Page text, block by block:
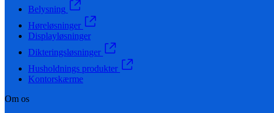
Belysning
Høreløsninger
Displayløsninger
Dikteringsløsninger
Husholdnings produkter
Kontorskærme
Om os